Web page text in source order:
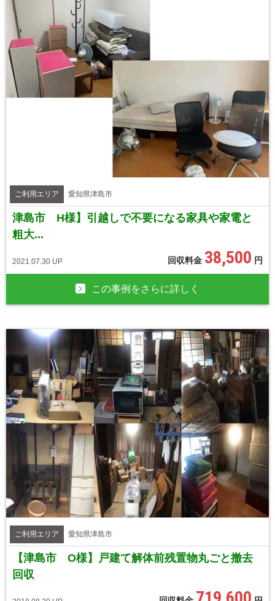
ご利用エリア 愛知県津島市
津島市 H様】引越しで不要になる家具や家電と
粗大...
2021.07.30 UP 回収料金 38,500 円
この事例をさらに詳しく
ご利用エリア 愛知県津島市
【津島市 O様】戸建て解体前残置物丸ごと撤去
回収